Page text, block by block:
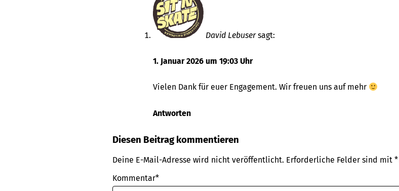
David Lebuser sagt:
1. Januar 2026 um 19:03 Uhr
Vielen Dank für euer Engagement. Wir freuen uns auf mehr
Antworten
Diesen Beitrag kommentieren
Deine E-Mail-Adresse wird nicht veröffentlicht. Erforderliche Felder sind mit *
Kommentar*